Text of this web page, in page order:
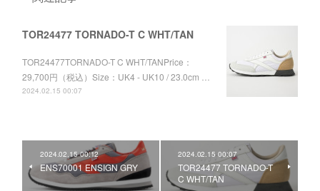
TOR24477 TORNADO-T C WHT/TAN
TOR24477TORNADO-T C WHT/TANPrice：
29,700円（税込）Size：UK4 - UK10 / 23.0cm …
2024.02.15 00:07
2024.02.15 00:12
ENS70001 ENSIGN GRY
2024.02.15 00:07
TOR24477 TORNADO-T
C WHT/TAN